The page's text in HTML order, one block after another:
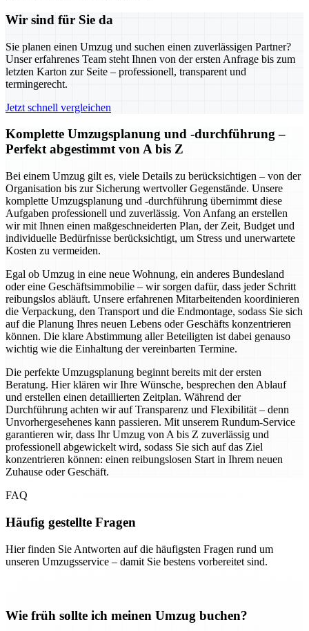
Wir sind für Sie da
Sie planen einen Umzug und suchen einen zuverlässigen Partner?
Unser erfahrenes Team steht Ihnen von der ersten Anfrage bis zum
letzten Karton zur Seite – professionell, transparent und
termingerecht.
Jetzt schnell vergleichen
Komplette Umzugsplanung und -durchführung –
Perfekt abgestimmt von A bis Z
Bei einem Umzug gilt es, viele Details zu berücksichtigen – von der
Organisation bis zur Sicherung wertvoller Gegenstände. Unsere
komplette Umzugsplanung und -durchführung übernimmt diese
Aufgaben professionell und zuverlässig. Von Anfang an erstellen
wir mit Ihnen einen maßgeschneiderten Plan, der Zeit, Budget und
individuelle Bedürfnisse berücksichtigt, um Stress und unerwartete
Kosten zu vermeiden.
Egal ob Umzug in eine neue Wohnung, ein anderes Bundesland
oder eine Geschäftsimmobilie – wir sorgen dafür, dass jeder Schritt
reibungslos abläuft. Unsere erfahrenen Mitarbeitenden koordinieren
die Verpackung, den Transport und die Endmontage, sodass Sie sich
auf die Planung Ihres neuen Lebens oder Geschäfts konzentrieren
können. Die klare Abstimmung aller Beteiligten ist dabei genauso
wichtig wie die Einhaltung der vereinbarten Termine.
Die perfekte Umzugsplanung beginnt bereits mit der ersten
Beratung. Hier klären wir Ihre Wünsche, besprechen den Ablauf
und erstellen einen detaillierten Zeitplan. Während der
Durchführung achten wir auf Transparenz und Flexibilität – denn
Unvorhergesehenes kann passieren. Mit unserem Rundum-Service
garantieren wir, dass Ihr Umzug von A bis Z zuverlässig und
professionell abgewickelt wird, sodass Sie sich auf das Ziel
konzentrieren können: einen reibungslosen Start in Ihrem neuen
Zuhause oder Geschäft.
FAQ
Häufig gestellte Fragen
Hier finden Sie Antworten auf die häufigsten Fragen rund um
unseren Umzugsservice – damit Sie bestens vorbereitet sind.
Wie früh sollte ich meinen Umzug buchen?